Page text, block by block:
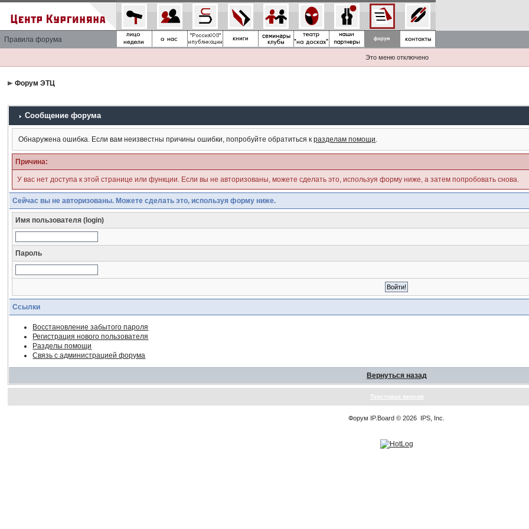
Правила форума
Это меню отключено
Форум ЭТЦ
Сообщение форума
Обнаружена ошибка. Если вам неизвестны причины ошибки, попробуйте обратиться кразделам помощи.
Причина:
У вас нет доступа к этой странице или функции. Если вы не авторизованы, можете сделать это, используя форму ниже, а затем попробовать снова.
Сейчас вы не авторизованы. Можете сделать это, используя форму ниже.
Имя пользователя (login)
Пароль
Ссылки
Восстановление забытого пароля
Регистрация нового пользователя
Разделы помощи
Связь с администрацией форума
Вернуться назад
Текстовая версия
Форум IP.Board © 2026 IPS, Inc